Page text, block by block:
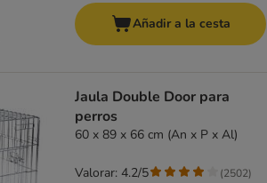
Añadir a la cesta
Jaula Double Door para
perros
60 x 89 x 66 cm (An x P x Al)
Valorar: 4.2/5 (2502)